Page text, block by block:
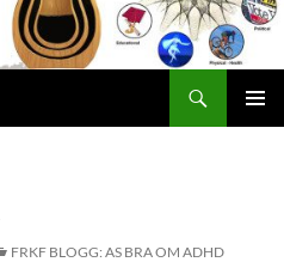
FRKF BLOGG: AS BRA OM ADHD